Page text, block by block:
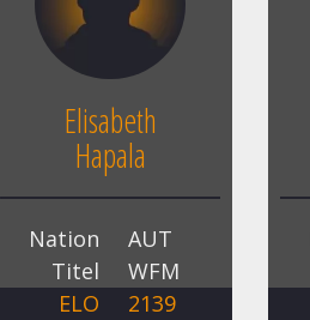
Elisabeth
Hapala
Nation
AUT
Titel
WFM
ELO
2139